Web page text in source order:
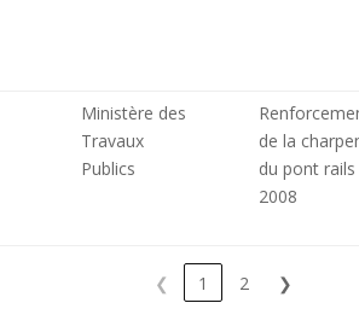
Ministère des
Travaux
Publics
de la
du pont rails
2008
❮ 1 2 ❯